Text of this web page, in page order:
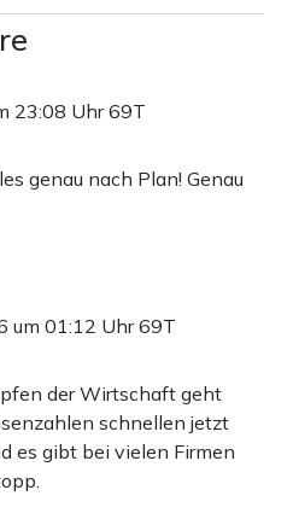
23:08 Uhr69T
genau nach Plan! Genau
um 01:12 Uhr69T
der Wirtschaft geht
schnellen jetzt
es gibt bei vielen Firmen